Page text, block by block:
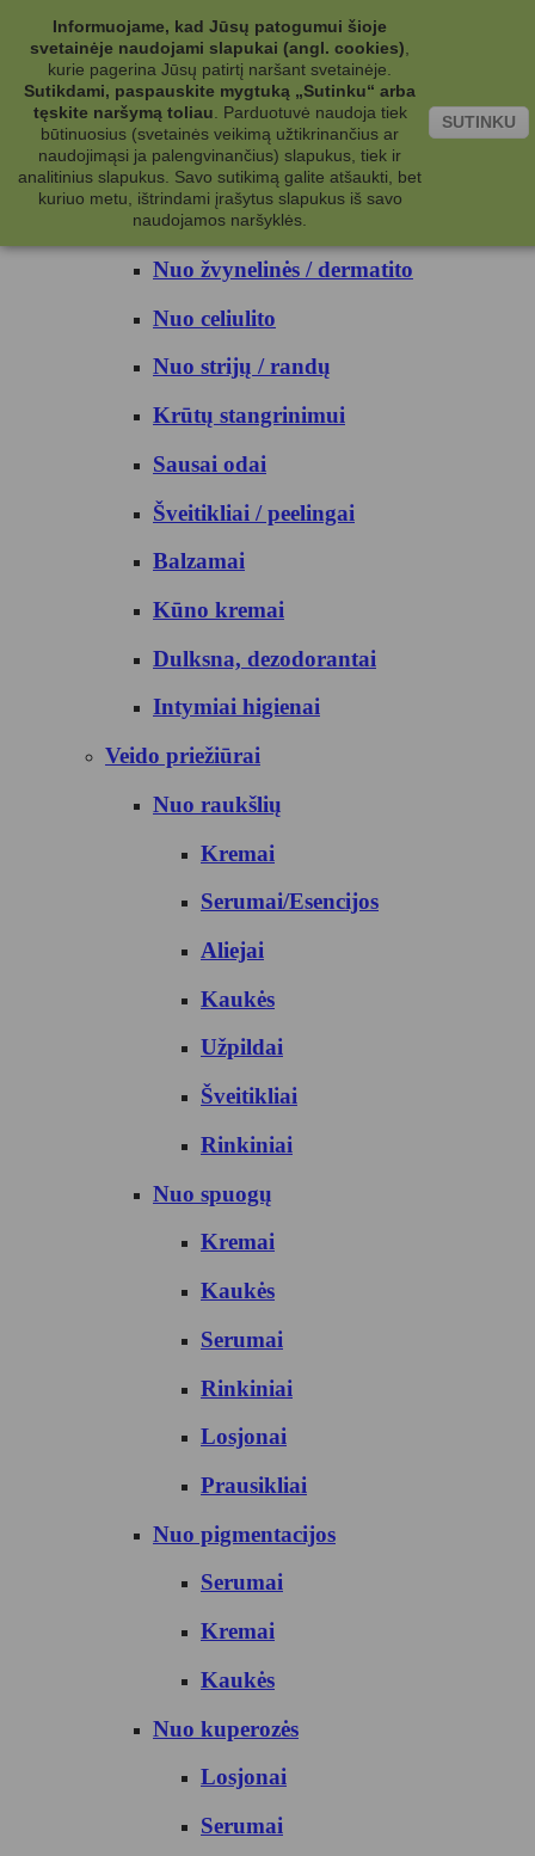
Kategorijos
Kosmetika
Kūno priežiūrai
Nuo prakaito
Kūno prausikliai
Nuo žvynelinės / dermatito
Nuo celiulito
Nuo strijų / randų
Krūtų stangrinimui
Sausai odai
Šveitikliai / peelingai
Balzamai
Kūno kremai
Dulksna, dezodorantai
Intymiai higienai
Veido priežiūrai
Nuo raukšlių
Kremai
Serumai/Esencijos
Aliejai
Kaukės
Užpildai
Šveitikliai
Rinkiniai
Nuo spuogų
Kremai
Kaukės
Serumai
Rinkiniai
Losjonai
Prausikliai
Nuo pigmentacijos
Serumai
Kremai
Kaukės
Nuo kuperozės
Losjonai
Serumai
Informuojame, kad Jūsų patogumui šioje
svetainėje naudojami slapukai (angl. cookies)
kurie pagerina Jūsų patirtį naršant svetainėje.
Sutikdami, paspauskite mygtuką „Sutinku“ arba
tęskite naršymą toliau
Parduotuvė naudoja tiek
būtinuosius (svetainės veikimą užtikrinančius ar
naudojimąsi ja palengvinančius) slapukus, tiek ir
analitinius slapukus. Savo sutikimą galite atšaukti, bet
kuriuo metu, ištrindami įrašytus slapukus iš savo
naudojamos naršyklės.
SUTINKU